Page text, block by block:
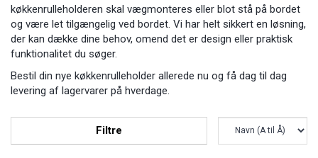
køkkenrulleholderen skal vægmonteres eller blot stå på bordet
og være let tilgængelig ved bordet. Vi har helt sikkert en løsning,
der kan dække dine behov, omend det er design eller praktisk
funktionalitet du søger.
Bestil din nye køkkenrulleholder allerede nu og få dag til dag
levering af lagervarer på hverdage.
Filtre